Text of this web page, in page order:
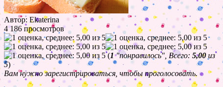
Автор: Ekaterina
4 186 просмотров
(1"понравилось", Всего: 5,00 из
5)
Вам нужно зарегистрироваться, чтобы проголосовать.